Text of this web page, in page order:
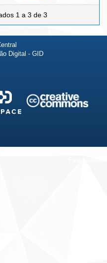
1 a 3 de 3
Digital - GID